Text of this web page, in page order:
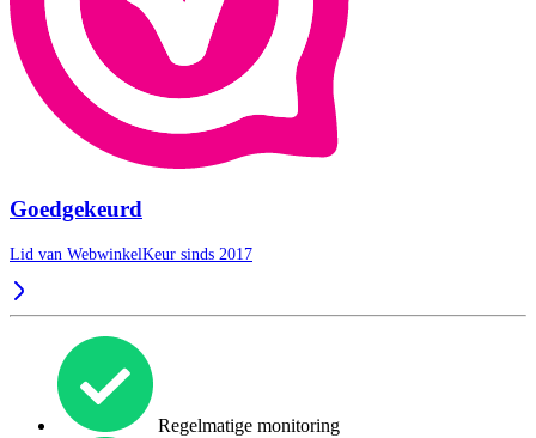
Goedgekeurd
Lid van WebwinkelKeur sinds 2017
Regelmatige monitoring